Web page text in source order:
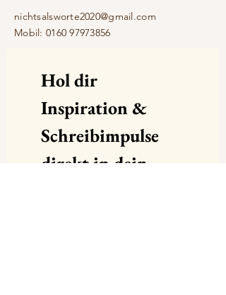
nichtsalsworte2020@gmail.com
Mobil: 0160 97973856
Hol dir
Inspiration &
Schreibimpulse
direkt in dein